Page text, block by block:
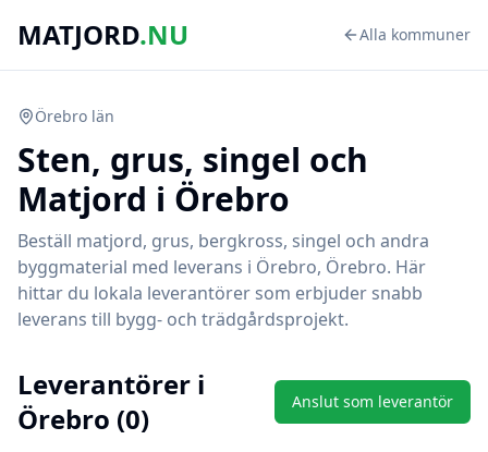
MATJORD.NU Alla kommuner
Örebro län
Sten, grus, singel och
Matjord i Örebro
Beställ matjord, grus, bergkross, singel och andra
byggmaterial med leverans i Örebro, Örebro. Här
hittar du lokala leverantörer som erbjuder snabb
leverans till bygg- och trädgårdsprojekt.
Leverantörer i
Örebro (0) Anslut som leverantör